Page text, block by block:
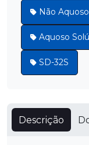
Não
Aquoso
SD-32S
Descrição